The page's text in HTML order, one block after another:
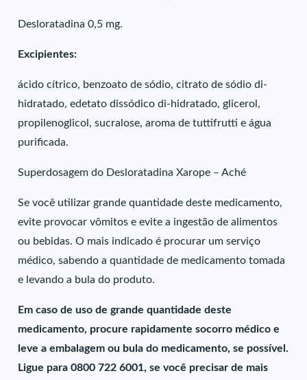
Desloratadina 0,5 mg.
Excipientes:
ácido cítrico, benzoato de sódio, citrato de sódio di-
hidratado, edetato dissódico di-hidratado, glicerol,
propilenoglicol, sucralose, aroma de tuttifrutti e água
purificada.
Superdosagem do Desloratadina Xarope – Aché
Se você utilizar grande quantidade deste medicamento,
evite provocar vômitos e evite a ingestão de alimentos
ou bebidas. O mais indicado é procurar um serviço
médico, sabendo a quantidade de medicamento tomada
e levando a bula do produto.
Em caso de uso de grande quantidade deste
medicamento, procure rapidamente socorro médico e
leve a embalagem ou bula do medicamento, se possível.
Ligue para 0800 722 6001, se você precisar de mais